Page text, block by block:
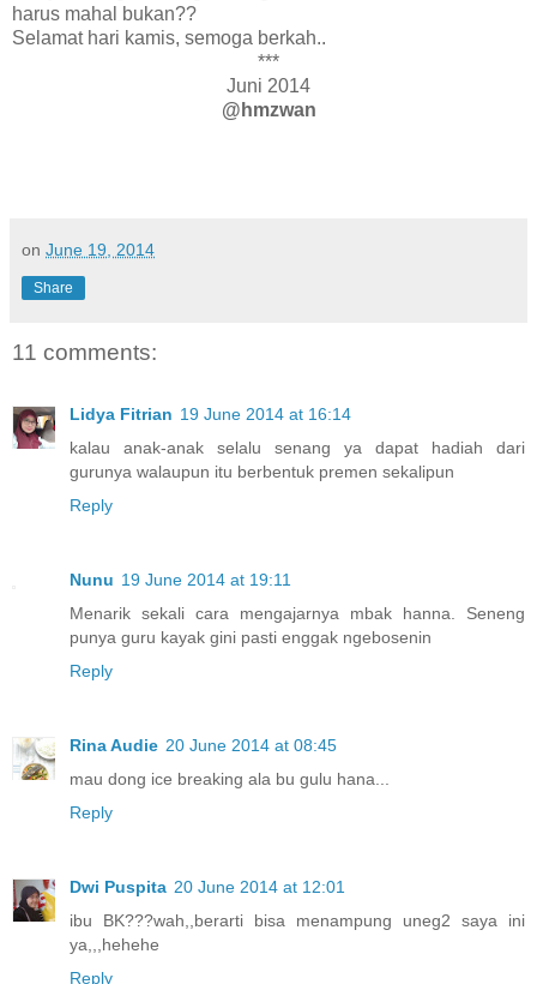
harus mahal bukan??
Selamat hari kamis, semoga berkah..
***
Juni 2014
@hmzwan
on June 19, 2014
Share
11 comments:
Lidya Fitrian 19 June 2014 at 16:14
kalau anak-anak selalu senang ya dapat hadiah dari
gurunya walaupun itu berbentuk premen sekalipun
Reply
Nunu 19 June 2014 at 19:11
Menarik sekali cara mengajarnya mbak hanna. Seneng
punya guru kayak gini pasti enggak ngebosenin
Reply
Rina Audie 20 June 2014 at 08:45
mau dong ice breaking ala bu gulu hana...
Reply
Dwi Puspita 20 June 2014 at 12:01
ibu BK???wah,,berarti bisa menampung uneg2 saya ini
ya,,,hehehe
Reply